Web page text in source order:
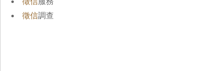
徵信調查